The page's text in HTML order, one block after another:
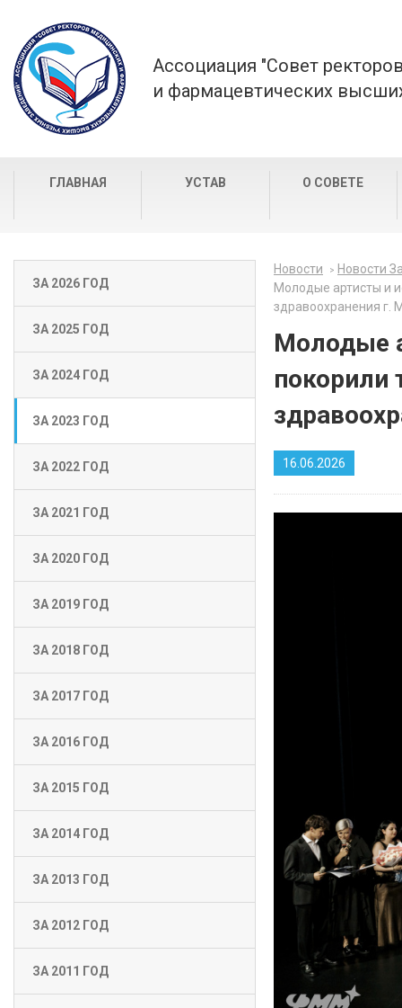
Ассоциация "Совет
и фармацевтических
ГЛАВНАЯ УСТАВ О СОВЕТЕ
ЗА 2026 ГОД
ЗА 2025 ГОД
ЗА 2024 ГОД
ЗА 2023 ГОД
ЗА 2022 ГОД
ЗА 2021 ГОД
ЗА 2020 ГОД
ЗА 2019 ГОД
ЗА 2018 ГОД
ЗА 2017 ГОД
ЗА 2016 ГОД
ЗА 2015 ГОД
ЗА 2014 ГОД
ЗА 2013 ГОД
ЗА 2012 ГОД
ЗА 2011 ГОД
Новости
Новости
Молодые артисты и
здравоохранения г.
Молодые
покорили
16.06.2026